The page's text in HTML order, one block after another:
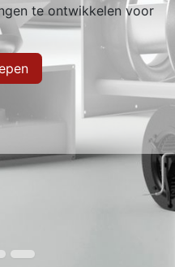
te ontwikkelen voor